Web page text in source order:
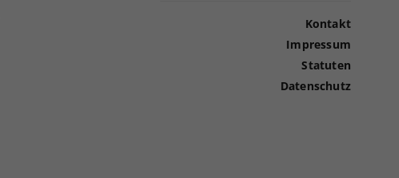
Kontakt
Impressum
Statuten
Datenschutz